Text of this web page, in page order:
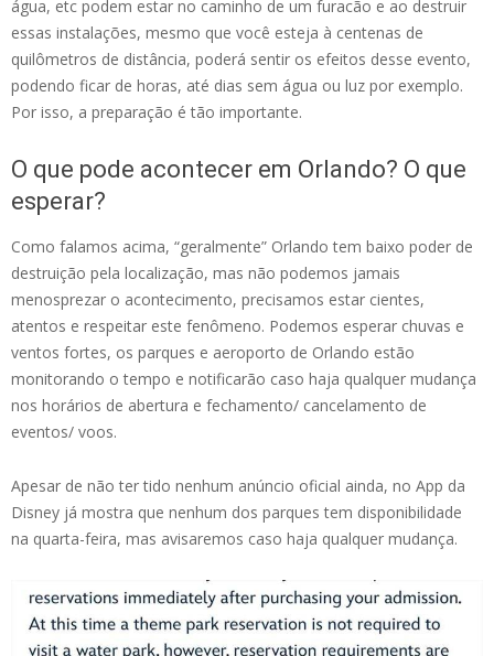
água, etc podem estar no caminho de um furacão e ao destruir
essas instalações, mesmo que você esteja à centenas de
quilômetros de distância, poderá sentir os efeitos desse evento,
podendo ficar de horas, até dias sem água ou luz por exemplo.
Por isso, a preparação é tão importante.
O que pode acontecer em Orlando? O que
esperar?
Como falamos acima, “geralmente” Orlando tem baixo poder de
destruição pela localização, mas não podemos jamais
menosprezar o acontecimento, precisamos estar cientes,
atentos e respeitar este fenômeno. Podemos esperar chuvas e
ventos fortes, os parques e aeroporto de Orlando estão
monitorando o tempo e notificarão caso haja qualquer mudança
nos horários de abertura e fechamento/ cancelamento de
eventos/ voos.
Apesar de não ter tido nenhum anúncio oficial ainda, no App da
Disney já mostra que nenhum dos parques tem disponibilidade
na quarta-feira, mas avisaremos caso haja qualquer mudança.